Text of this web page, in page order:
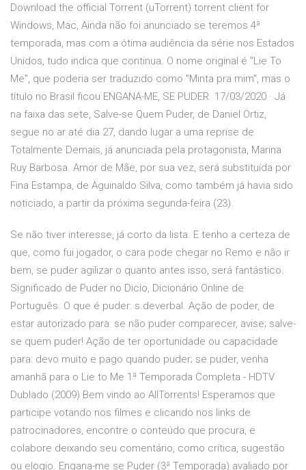
Download the official Torrent (uTorrent) torrent client for
Windows, Mac, Ainda não foi anunciado se teremos 4ª
temporada, mas com a ótima audiência da série nos Estados
Unidos, tudo indica que continua. O nome original é "Lie To
Me", que poderia ser traduzido como "Minta pra mim", mas o
título no Brasil ficou ENGANA-ME, SE PUDER. 17/03/2020 · Já
na faixa das sete, Salve-se Quem Puder, de Daniel Ortiz,
segue no ar até dia 27, dando lugar a uma reprise de
Totalmente Demais, já anunciada pela protagonista, Marina
Ruy Barbosa. Amor de Mãe, por sua vez, será substituída por
Fina Estampa, de Aguinaldo Silva, como também já havia sido
noticiado, a partir da próxima segunda-feira (23).
Se não tiver interesse, já corto da lista. E tenho a certeza de
que, como fui jogador, o cara pode chegar no Remo e não ir
bem, se puder agilizar o quanto antes isso, será fantástico.
Significado de Puder no Dicio, Dicionário Online de
Português. O que é puder: s.deverbal. Ação de poder, de
estar autorizado para: se não puder comparecer, avise; salve-
se quem puder! Ação de ter oportunidade ou capacidade
para: devo muito e pago quando puder; se puder, venha
amanhã para o Lie to Me 1ª Temporada Completa - HDTV
Dublado (2009) Bem vindo ao AllTorrents! Esperamos que
participe votando nos filmes e clicando nos links de
patrocinadores, encontre o conteúdo que procura, e
colabore deixando seu comentário, como crítica, sugestão
ou elogio. Engana-me se Puder (3ª Temporada) avaliado por